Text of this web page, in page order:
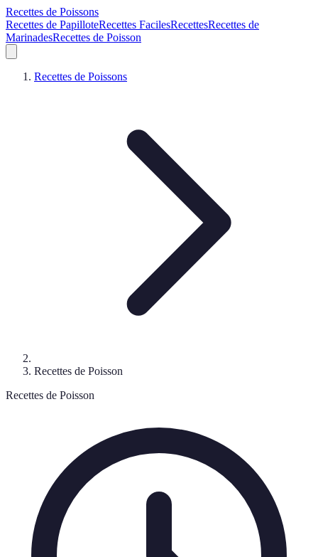
Recettes de Poissons
Recettes de PapilloteRecettes FacilesRecettesRecettes de
MarinadesRecettes de Poisson
Recettes de Poissons
Recettes de Poisson
Recettes de Poisson